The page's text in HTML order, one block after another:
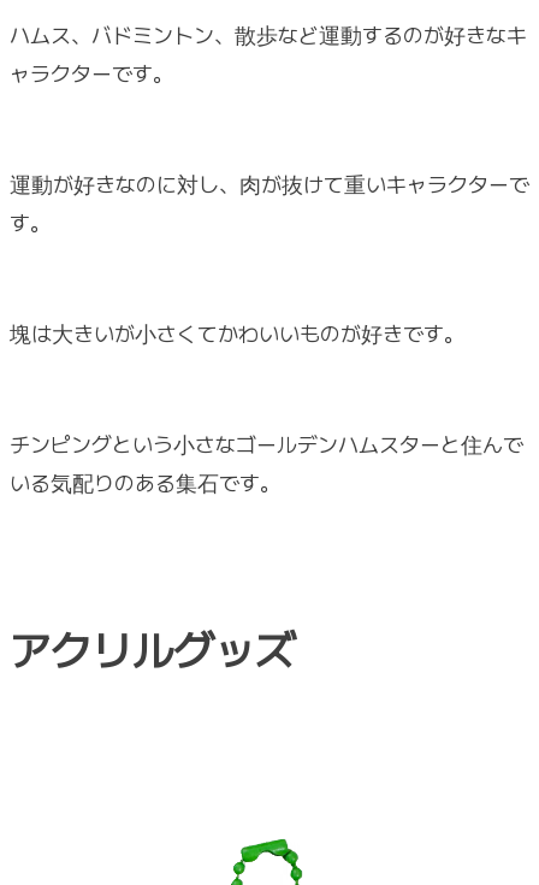
ハムス、バドミントン、散歩など運動するのが好きなキ
ャラクターです。
運動が好きなのに対し、肉が抜けて重いキャラクターで
す。
塊は大きいが小さくてかわいいものが好きです。
チンピングという小さなゴールデンハムスターと住んで
いる気配りのある集石です。
アクリルグッズ